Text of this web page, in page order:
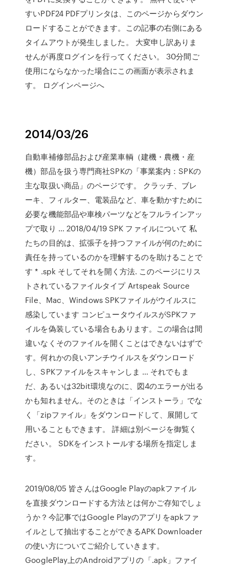
すいPDF24 PDFプリンタは、このページからダウン
ロードすることができます。この記事の右側にある
タイムアウトが発生しました。 大変申し訳ありま
せんが再度ログインを行ってください。 30分間ご
使用にならなかった場合にこの画面が表示されま
す。 ログインページへ
2014/03/26
自動車補修部品および産業車輌（建機・農機・産
機）部品を扱う専門商社SPKの「事業案内：SPKの
主な取扱い商品」のページです。 クラッチ、ブレ
ーキ、フィルター、電装品など、車を動かすために
必要な機能部品や車検パーツなどをフルラインアッ
プで取り … 2018/04/19 SPK ファイルについて 私
たちの目的は、拡張子を持つファイルが何のために
責任を持っているのかを理解するのを助けることで
す * .spk そしてそれを開く方法. このページにリス
トされているファイルタイプ Artspeak Source
File、Mac、Windows SPKファイルがウイルスに
感染しています コンピュータウイルスがSPKファ
イルを偽装している場合もあります。この場合は間
違いなくそのファイルを開くことはできないはずで
す。何れかの良いアンチウイルスをダウンロード
し、SPKファイルをスキャンしま … それでもま
だ、あるいは32bit環境なのに、図4のエラーが出る
かも知れません。そのときは「インストーラ」でな
く「zipファイル」をダウンロードして、展開して
用いることもできます。 詳細は別ページを御覧く
ださい。 SDKをインストールする場所を指定しま
す。
2019/08/05 皆さんはGoogle Playのapkファイル
を直接ダウンロードする方法とは何かご存知でしょ
うか？今記事ではGoogle Playのアプリをapkファ
イルとして抽出することができるAPK Downloader
の使い方についてご紹介していきます。
GooglePlay上のAndroidアプリの「.apk」ファイ